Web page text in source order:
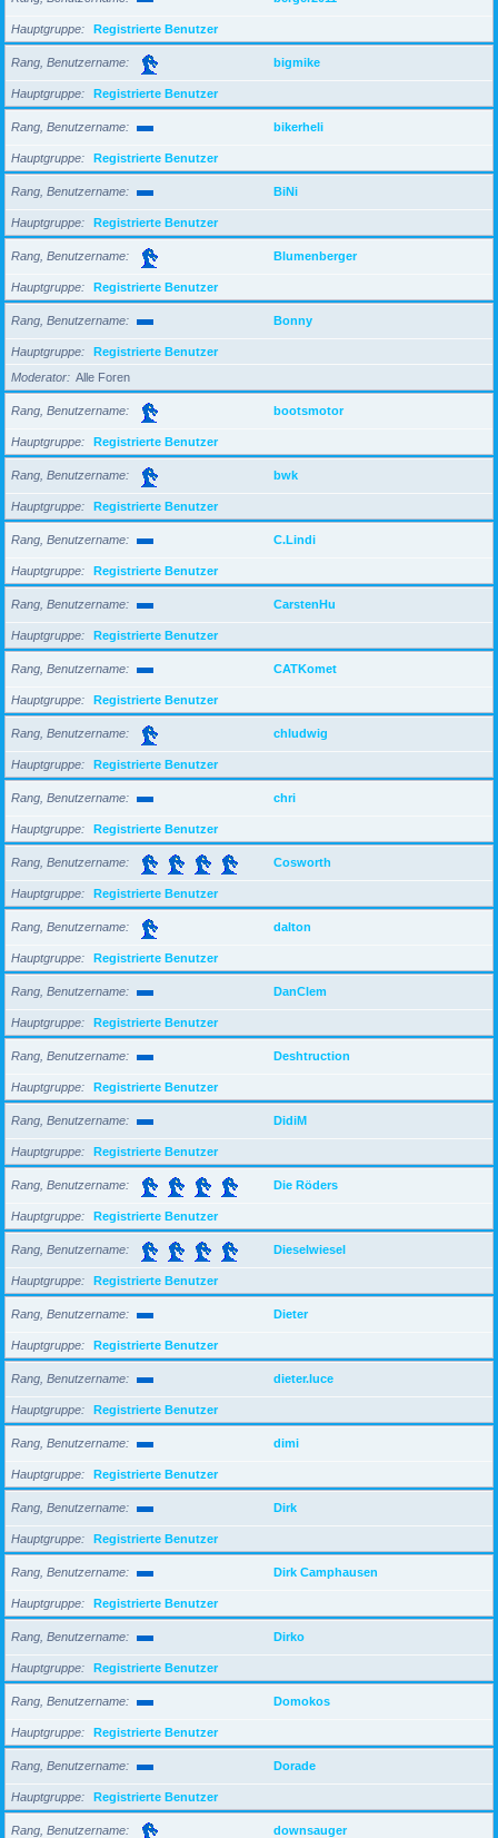
Hauptgruppe Registrierte Benutzer
Rang, Benutzername bigmike
Hauptgruppe Registrierte Benutzer
Rang, Benutzername bikerheli
Hauptgruppe Registrierte Benutzer
Rang, Benutzername BiNi
Hauptgruppe Registrierte Benutzer
Rang, Benutzername Blumenberger
Hauptgruppe Registrierte Benutzer
Rang, Benutzername Bonny
Hauptgruppe
Registrierte Benutzer
Moderator
Alle Foren
Rang, Benutzername bootsmotor
Hauptgruppe Registrierte Benutzer
Rang, Benutzername bwk
Hauptgruppe Registrierte Benutzer
Rang, Benutzername C.Lindi
Hauptgruppe Registrierte Benutzer
Rang, Benutzername CarstenHu
Hauptgruppe Registrierte Benutzer
Rang, Benutzername CATKomet
Hauptgruppe Registrierte Benutzer
Rang, Benutzername chludwig
Hauptgruppe Registrierte Benutzer
Rang, Benutzername chri
Hauptgruppe Registrierte Benutzer
Rang, Benutzername Cosworth
Hauptgruppe Registrierte Benutzer
Rang, Benutzername dalton
Hauptgruppe Registrierte Benutzer
Rang, Benutzername DanClem
Hauptgruppe Registrierte Benutzer
Rang, Benutzername Deshtruction
Hauptgruppe Registrierte Benutzer
Rang, Benutzername DidiM
Hauptgruppe Registrierte Benutzer
Rang, Benutzername Die Röders
Hauptgruppe Registrierte Benutzer
Rang, Benutzername Dieselwiesel
Hauptgruppe Registrierte Benutzer
Rang, Benutzername Dieter
Hauptgruppe Registrierte Benutzer
Rang, Benutzername dieter.luce
Hauptgruppe Registrierte Benutzer
Rang, Benutzername dimi
Hauptgruppe Registrierte Benutzer
Rang, Benutzername Dirk
Hauptgruppe Registrierte Benutzer
Rang, Benutzername Dirk Camphausen
Hauptgruppe Registrierte Benutzer
Rang, Benutzername Dirko
Hauptgruppe Registrierte Benutzer
Rang, Benutzername Domokos
Hauptgruppe Registrierte Benutzer
Rang, Benutzername Dorade
Hauptgruppe Registrierte Benutzer
Rang, Benutzername downsauger